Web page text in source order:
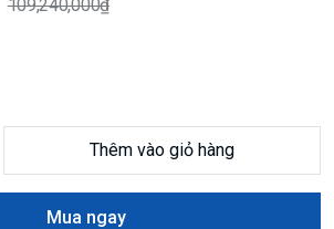
109,240,000₫
Thêm vào giỏ hàng
Mua ngay